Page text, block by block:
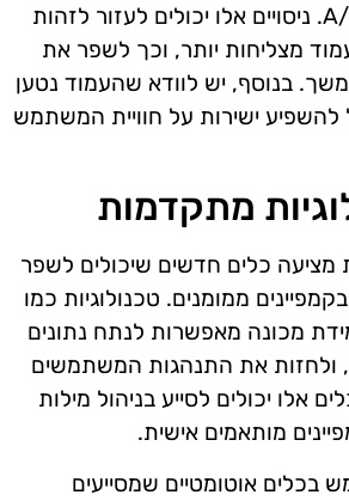
לדוגמה, ניסיונות A/B. ניסויים אלו יכולים לעזור לזהות
מצליחות יותר, וכך לשפר את
בנוסף, יש לוודא שהעמוד נטען
להשפיע ישירות על חוויית המשתמש
מתקדמות
מציעה כלים חדשים שיכולים לשפר
ממומנים. טכנולוגיות כמו
מכונה מאפשרות לנתח נתונים
ולחזות את התנהגות המשתמשים
אלו יכולים לסייע בניהול מילות
מותאמים אישית.
בכלים אוטומטיים שמסייעים